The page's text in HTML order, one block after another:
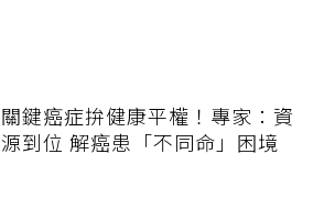
關鍵癌症拚健康平權！專家：資
源到位 解癌患「不同命」困境